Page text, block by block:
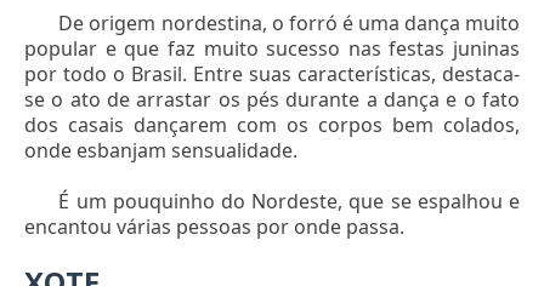
De origem nordestina, o forró é uma dança muito
popular e que faz muito sucesso nas festas juninas
por todo o Brasil. Entre suas características, destaca-
se o ato de arrastar os pés durante a dança e o fato
dos casais dançarem com os corpos bem colados,
onde esbanjam sensualidade.
É um pouquinho do Nordeste, que se espalhou e
encantou várias pessoas por onde passa.